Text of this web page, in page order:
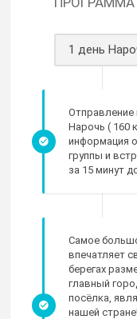
1 день
Отправление
Нарочь ( 160
информация
группы и
за 15 минут
Самое
впечатляет
берегах
главный
посёлка,
нашей